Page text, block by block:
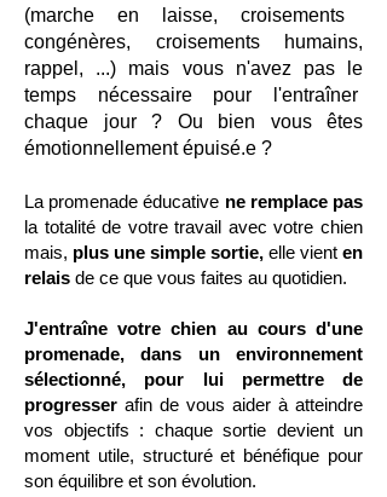
(marche en laisse, croisements
congénères, croisements humains,
rappel, ...) mais vous n'avez pas le
temps nécessaire pour l'entraîner
chaque jour ? Ou bien vous êtes
émotionnellement épuisé.e ?
La promenade éducative ne remplace pas
la totalité de votre travail avec votre chien
mais, plus une simple sortie, elle vient en
relais de ce que vous faites au quotidien.
J'entraîne votre chien au cours d'une
promenade, dans un environnement
sélectionné, pour lui permettre de
progresser afin de vous aider à atteindre
vos objectifs : chaque sortie devient un
moment utile, structuré et bénéfique pour
son équilibre et son évolution.